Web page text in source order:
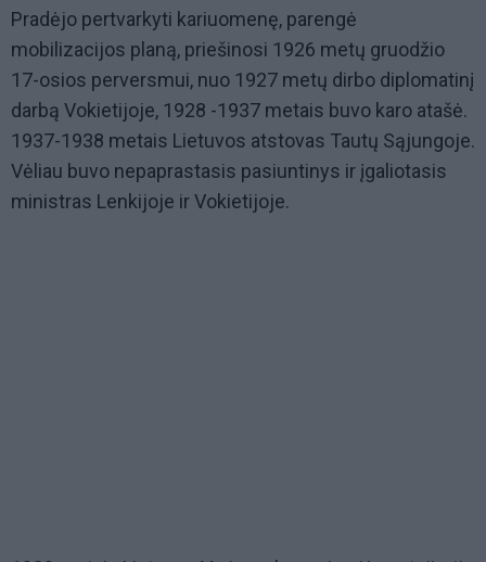
Pradėjo pertvarkyti kariuomenę, parengė
mobilizacijos planą, priešinosi 1926 metų gruodžio
17-osios perversmui, nuo 1927 metų dirbo diplomatinį
darbą Vokietijoje, 1928 -1937 metais buvo karo atašė.
1937-1938 metais Lietuvos atstovas Tautų Sąjungoje.
Vėliau buvo nepaprastasis pasiuntinys ir įgaliotasis
ministras Lenkijoje ir Vokietijoje.